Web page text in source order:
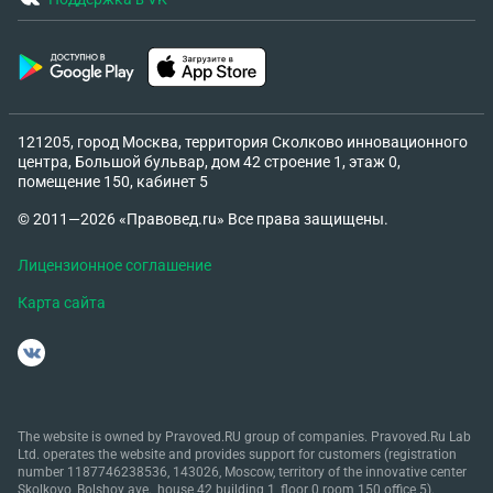
121205, город Москва, территория Сколково инновационного
центра, Большой бульвар, дом 42 строение 1, этаж 0,
помещение 150, кабинет 5
© 2011—2026 «Правовед.ru» Все права защищены.
Лицензионное соглашение
Карта сайта
The website is owned by Pravoved.RU group of companies. Pravoved.Ru Lab
Ltd. operates the website and provides support for customers (registration
number 1187746238536, 143026, Moscow, territory of the innovative center
Skolkovo, Bolshoy ave., house 42 building 1, floor 0 room 150 office 5).